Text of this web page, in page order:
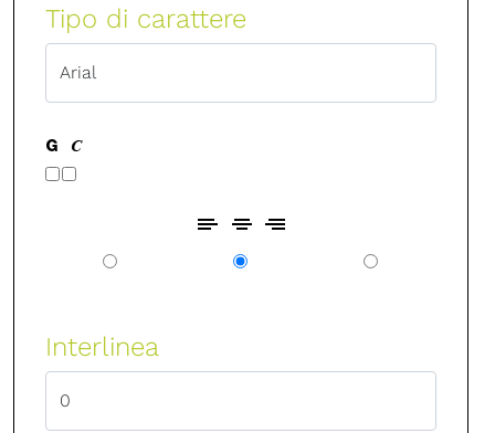
Tipo di carattere
Interlinea